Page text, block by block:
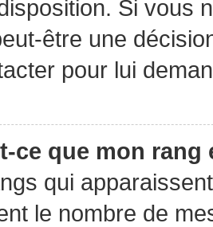
Si vous
être une
pour lui
ce que mon
qui
le nombre de